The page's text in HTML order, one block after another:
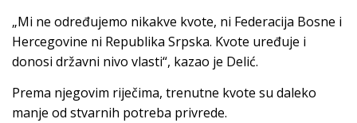
„Mi ne određujemo nikakve kvote, ni Federacija Bosne i
Hercegovine ni Republika Srpska. Kvote uređuje i
donosi državni nivo vlasti“, kazao je Delić.
Prema njegovim riječima, trenutne kvote su daleko
manje od stvarnih potreba privrede.